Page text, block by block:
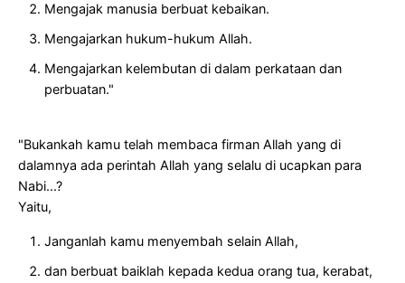
Mengajak manusia berbuat kebaikan.
Mengajarkan hukum-hukum Allah.
Mengajarkan kelembutan di dalam perkataan dan
perbuatan."
"Bukankah kamu telah membaca firman Allah yang di
dalamnya ada perintah Allah yang selalu di ucapkan para
Nabi...?
Yaitu,
Janganlah kamu menyembah selain Allah,
dan berbuat baiklah kepada kedua orang tua, kerabat,